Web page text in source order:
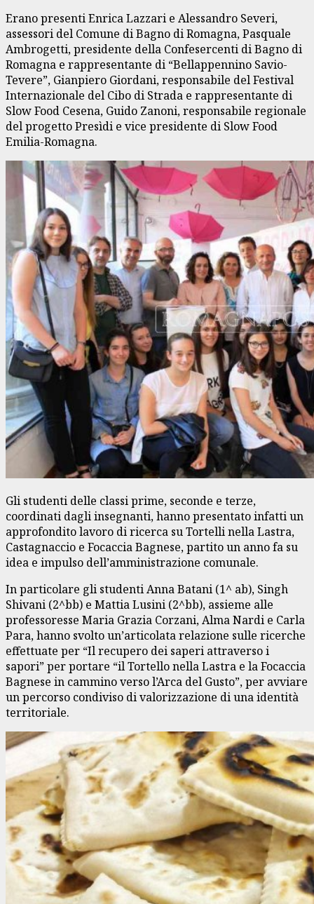
Erano presenti Enrica Lazzari e Alessandro Severi,
assessori del Comune di Bagno di Romagna, Pasquale
Ambrogetti, presidente della Confesercenti di Bagno di
Romagna e rappresentante di “Bellappennino Savio-
Tevere”, Gianpiero Giordani, responsabile del Festival
Internazionale del Cibo di Strada e rappresentante di
Slow Food Cesena, Guido Zanoni, responsabile regionale
del progetto Presìdi e vice presidente di Slow Food
Emilia-Romagna.
Gli studenti delle classi prime, seconde e terze,
coordinati dagli insegnanti, hanno presentato infatti un
approfondito lavoro di ricerca su Tortelli nella Lastra,
Castagnaccio e Focaccia Bagnese, partito un anno fa su
idea e impulso dell’amministrazione comunale.
In particolare gli studenti Anna Batani (1^ ab), Singh
Shivani (2^bb) e Mattia Lusini (2^bb), assieme alle
professoresse Maria Grazia Corzani, Alma Nardi e Carla
Para, hanno svolto un’articolata relazione sulle ricerche
effettuate per “Il recupero dei saperi attraverso i
sapori” per portare “il Tortello nella Lastra e la Focaccia
Bagnese in cammino verso l’Arca del Gusto”, per avviare
un percorso condiviso di valorizzazione di una identità
territoriale.